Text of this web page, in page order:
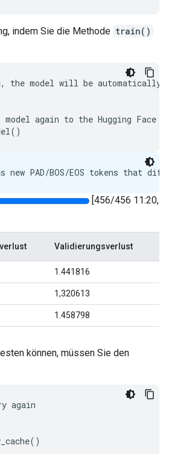
indem Sie die Methode train()
model will be automatically
again to the Hugging Face
können, müssen Sie den
again